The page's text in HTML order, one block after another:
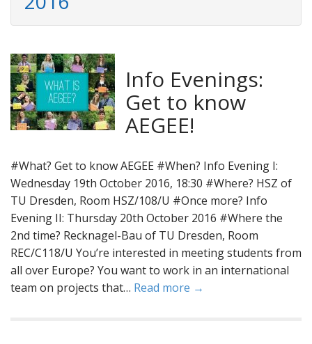
Info Evenings:
Get to know
AEGEE!
#What? Get to know AEGEE #When? Info Evening I:
Wednesday 19th October 2016, 18:30 #Where? HSZ of
TU Dresden, Room HSZ/108/U #Once more? Info
Evening II: Thursday 20th October 2016 #Where the
2nd time? Recknagel-Bau of TU Dresden, Room
REC/C118/U You’re interested in meeting students from
all over Europe? You want to work in an international
team on projects that… Read more →